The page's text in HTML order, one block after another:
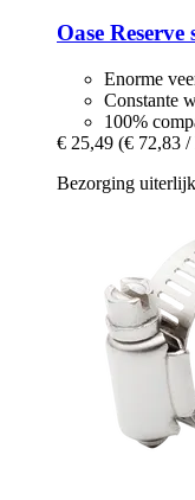
Oase Reserve
Enorme
Constante
100%
€ 25,49 (€ 72,83 /
Bezorging